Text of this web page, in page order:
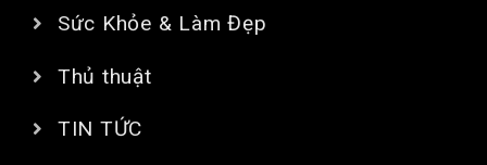
Sức Khỏe & Làm Đẹp
Thủ thuật
TIN TỨC